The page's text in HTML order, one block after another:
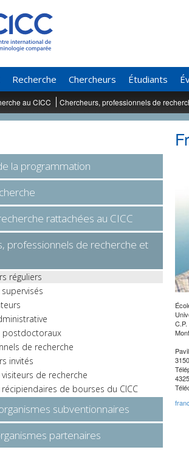
Recherche Chercheurs Étudiants
au CICC Chercheurs, professionnels de
la programmation
rattachées au CICC
professionnels de recherche et
réguliers
postdoctoraux
de recherche
invités
de recherche
de bourses du CICC
subventionnaires
partenaires